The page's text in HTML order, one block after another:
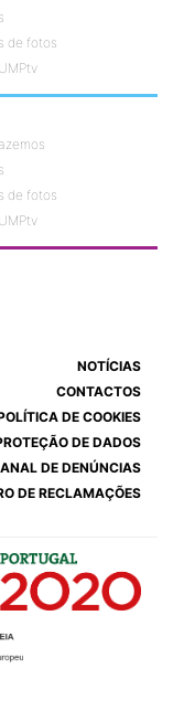
de fotos
de fotos
NOTÍCIAS
CONTACTOS
DE COOKIES
DE DADOS
DE DENÚNCIAS
DE RECLAMAÇÕES